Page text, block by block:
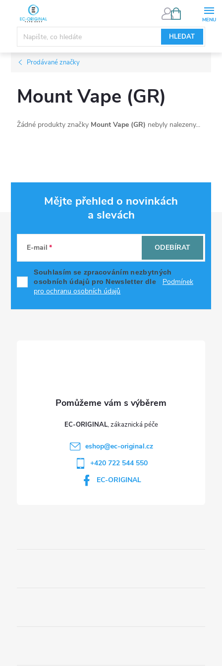
obsah
HLEDAT
NÁKUPNÍ
Prodávané značky
Mount Vape (GR)
Žádné produkty značky Mount Vape (GR) nebyly nalezeny...
Mějte přehled o novinkách
a slevách
E-mail
Souhlasím se zpracováním nezbytných
osobních údajů pro Newsletter dle
Podmínek
pro ochranu osobních údajů
ODEBÍRAT
EC-ORIGINAL
eshop@ec-original.cz
+420 722 544 550
EC-ORIGINAL